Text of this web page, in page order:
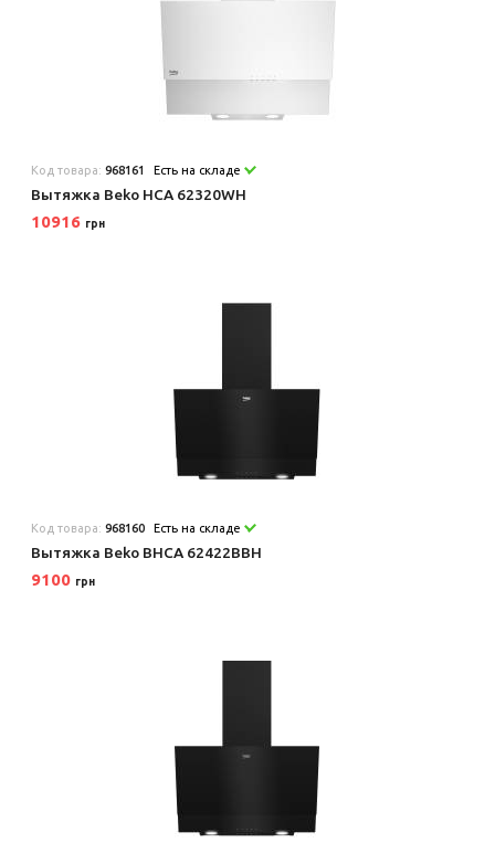
Код товара:968161 Есть на складе
Вытяжка Beko HCA 62320WH
10916 грн
Код товара:968160 Есть на складе
Вытяжка Beko BHCA 62422BBH
9100 грн